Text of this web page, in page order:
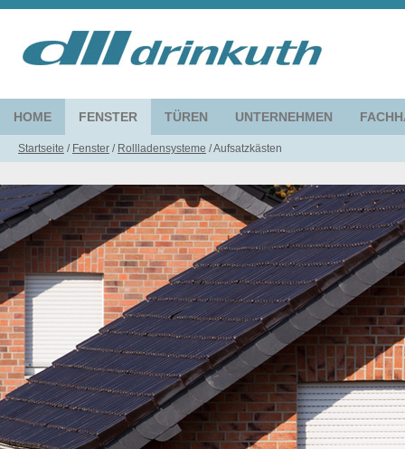
HOME FENSTER TÜREN UNTERNEHMEN
Startseite / Fenster / Rollladensysteme /Aufsatzkästen